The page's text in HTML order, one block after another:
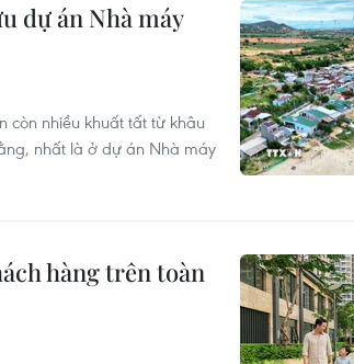
dự án Nhà máy
nhiều khuất tất từ khâu
nhất là ở dự án Nhà máy
hàng trên toàn